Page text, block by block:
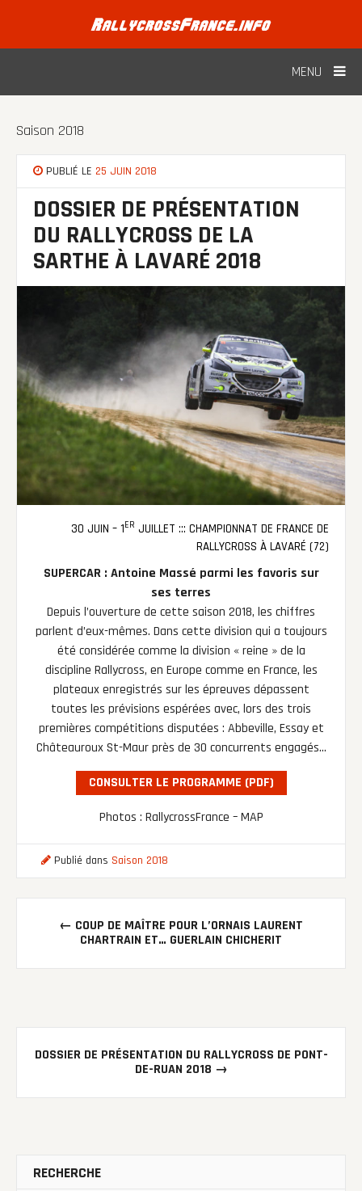
content
MENU
Saison 2018
PUBLIÉ LE 25 JUIN 2018
DOSSIER DE PRÉSENTATION
DU RALLYCROSS DE LA
SARTHE À LAVARÉ 2018
30 JUIN – 1ER JUILLET ::: CHAMPIONNAT DE FRANCE DE
RALLYCROSS À LAVARÉ (72)
SUPERCAR : Antoine Massé parmi les favoris sur
ses terres
Depuis l’ouverture de cette saison 2018, les chiffres
parlent d’eux-mêmes. Dans cette division qui a toujours
été considérée comme la division « reine » de la
discipline Rallycross, en Europe comme en France, les
plateaux enregistrés sur les épreuves dépassent
toutes les prévisions espérées avec, lors des trois
premières compétitions disputées : Abbeville, Essay et
Châteauroux St-Maur près de 30 concurrents engagés…
CONSULTER LE PROGRAMME (PDF)
Photos : RallycrossFrance – MAP
Publié dans Saison 2018
navigation
← COUP DE MAÎTRE POUR L’ORNAIS LAURENT
CHARTRAIN ET… GUERLAIN CHICHERIT
DOSSIER DE PRÉSENTATION DU RALLYCROSS DE PONT-
DE-RUAN 2018 →
RECHERCHE